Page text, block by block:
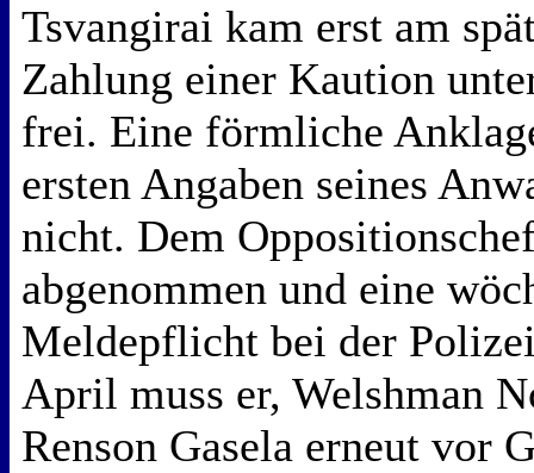
Tsvangirai kam erst am
Zahlung einer Kaution
frei. Eine förmliche
ersten Angaben seines
nicht. Dem
abgenommen und eine
Meldepflicht bei der
April muss er, Welshman
Renson Gasela erneut vor